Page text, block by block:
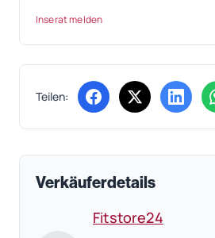
Inserat melden
Teilen: (öffnet in neuem
(öffnet in
Verkäuferdetails
Fitstore24